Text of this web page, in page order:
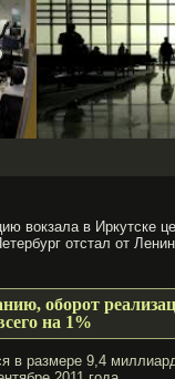
вокзала в Иркутске
отстал от
оборот
на 1%
в размере 9,4